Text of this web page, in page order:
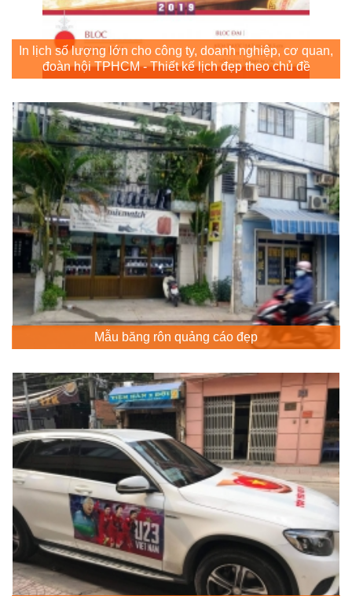
In lịch số lượng lớn cho công ty, doanh nghiệp, cơ quan,
đoàn hội TPHCM - Thiết kế lịch đẹp theo chủ đề
Mẫu băng rôn quảng cáo đẹp